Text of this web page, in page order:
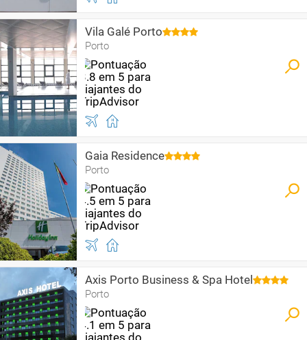
Vila Galé Porto
Porto
Gaia Residence
Porto
Axis Porto Business & Spa Hotel
Porto